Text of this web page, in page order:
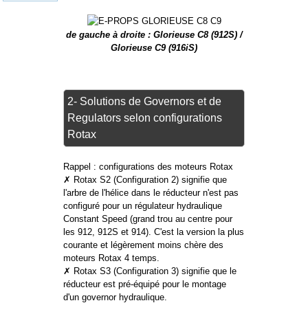
de gauche à droite : Glorieuse C8 (912S) /
Glorieuse C9 (916iS)
2- Solutions de Governors et de
Regulators selon configurations
Rotax
Rappel : configurations des moteurs Rotax
✗ Rotax S2 (Configuration 2) signifie que
l'arbre de l'hélice dans le réducteur n'est pas
configuré pour un régulateur hydraulique
Constant Speed (grand trou au centre pour
les 912, 912S et 914). C'est la version la plus
courante et légèrement moins chère des
moteurs Rotax 4 temps.
✗ Rotax S3 (Configuration 3) signifie que le
réducteur est pré-équipé pour le montage
d'un governor hydraulique.